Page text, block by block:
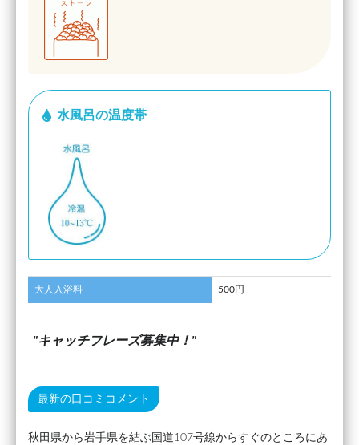
水風呂の温度帯
大人入浴料 500円
キャッチフレーズ募集中！
最新の口コミコメント
秋田県から岩手県を結ぶ国道107号線からすぐのところにあ